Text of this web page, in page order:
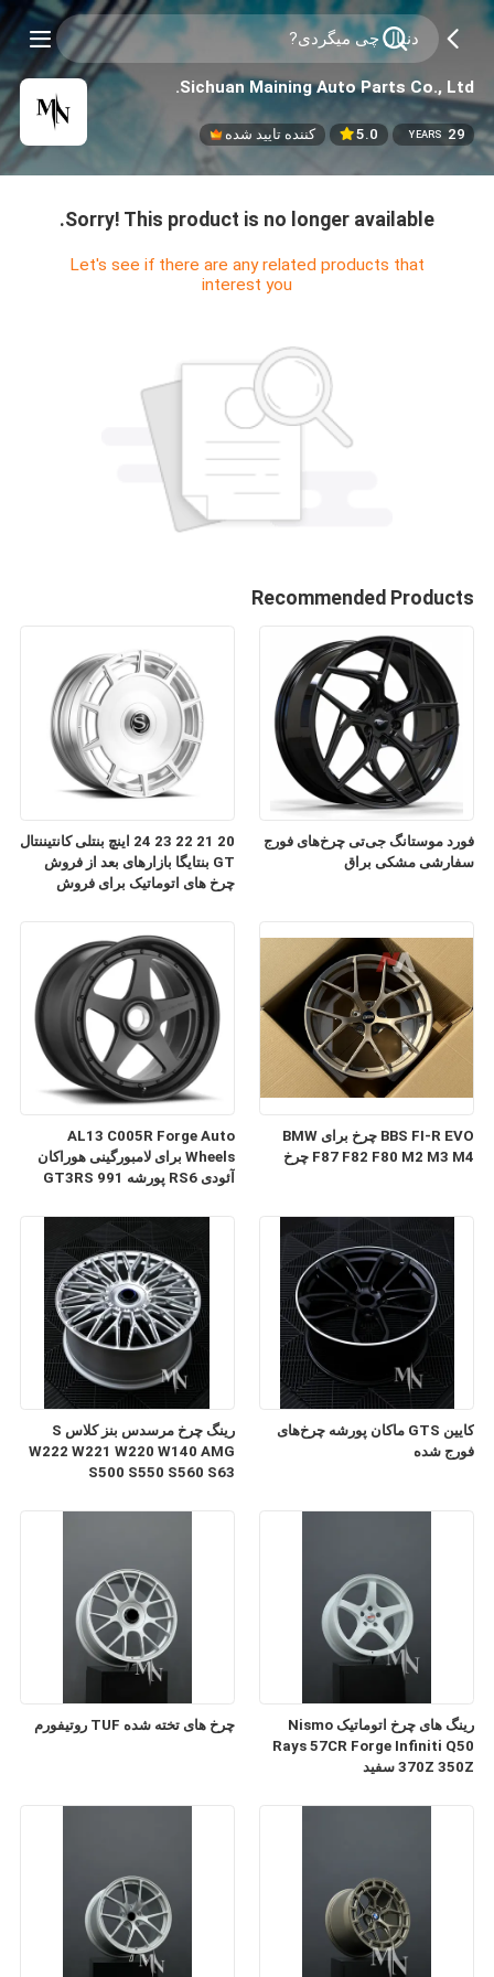
Sichuan Maining Auto Parts Co., Ltd.
29
YEARS
5.0 کننده تایید شده
Sorry! This product is no longer available.
Let's see if there are any related products that
interest you
Recommended Products
20 21 22 23 24 اینچ بنتلی کانتیننتال
GT بنتایگا بازارهای بعد از فروش
چرخ های اتوماتیک برای فروش
فورد موستانگ جی‌تی چرخ‌های فورج
سفارشی مشکی براق
AL13 C005R Forge Auto
Wheels برای لامبورگینی هوراکان
آئودی RS6 پورشه 991 GT3RS
BBS FI-R EVO چرخ برای BMW
F87 F82 F80 M2 M3 M4 چرخ
رینگ چرخ مرسدس بنز کلاس S
W222 W221 W220 W140 AMG
S500 S550 S560 S63
کایین GTS ماکان پورشه چرخ‌های
فورج شده
چرخ های تخته شده TUF روتیفورم
رینگ های چرخ اتوماتیک Nismo
Rays 57CR Forge Infiniti Q50
370Z 350Z سفید